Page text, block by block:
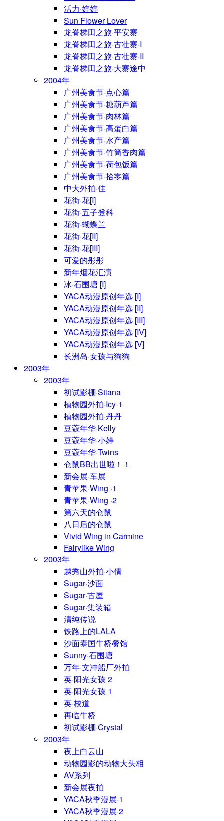
活力·婷婷
Sun Flower Lover
龙脊梯田之旅·平安寨
龙脊梯田之旅·古壮寨·I
龙脊梯田之旅·古壮寨·II
龙脊梯田之旅·大寨途中
2004年
广州美食节·点心篇
广州美食节·糖葫芦篇
广州美食节·肉林篇
广州美食节·高蛋白篇
广州美食节·水产篇
广州美食节·竹筒香肉篇
广州美食节·荷包饭篇
广州美食节·拾零篇
中大外拍·佳
花街·花[I]
花街·五子登科
花街·蝴蝶兰
花街·花[II]
花街·花[III]
可爱的彤彤
新年烟花汇演
冰·石围塘 [I]
YACA动漫原创年选 [I]
YACA动漫原创年选 [II]
YACA动漫原创年选 [III]
YACA动漫原创年选 [IV]
YACA动漫原创年选 [V]
长洲岛·女孩与狗狗
2003年
2003年
初试影棚·Stiana
植物园外拍·Icy-1
植物园外拍·丹丹
豆蔻年华·Kelly
豆蔻年华·小婷
豆蔻年华·Twins
仓鼠BB出世啦！！
新会展·车展
青苹果·Wing ·1
青苹果·Wing ·2
第六天的仓鼠
八日后的仓鼠
Vivid Wing in Carmine
Fairylike Wing
2003年
越秀山外拍·小倩
Sugar·沙面
Sugar·古屋
Sugar·集装箱
清纯传说
铁路上的LALA
沙面泰国牛桥餐馆
Sunny·石围塘
万年·文冲船厂外拍
英·阳光女孩 2
英·阳光女孩 1
英·校道
再临牛桥
初试影棚·Crystal
2003年
夜上白云山
动物园影的动物大头相
AV系列
新会展夜拍
YACA秋季漫展·1
YACA秋季漫展·2